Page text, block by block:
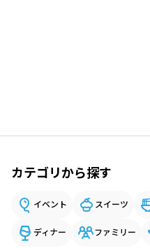
カテゴリから探す
イベント スイーツ
ディナー ファミリー